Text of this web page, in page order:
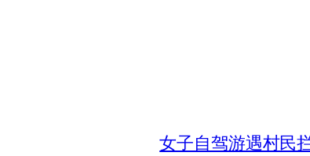
女子自驾游遇村民